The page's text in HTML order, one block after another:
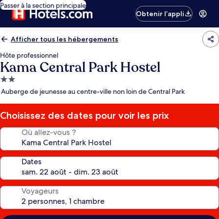
Passer à la section principale
Obtenir l’appli
Afficher tous les hébergements
Hôte professionnel
Kama Central Park Hostel
Hébergement
2.0 étoiles
Auberge de jeunesse au centre-ville non loin de Central Park
Choisissez des dates pour voir les prix
Où allez-vous ?
Dates
Voyageurs